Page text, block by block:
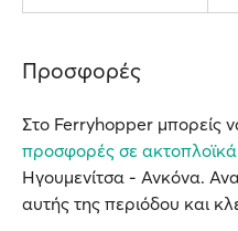
Προσφορές
Στο Ferryhopper μπορείς
προσφορές σε ακτοπλοϊκά
Ηγουμενίτσα - Ανκόνα.
αυτής της περιόδου και